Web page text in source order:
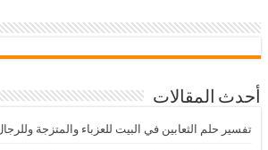
أحدث المقالات
تفسير حلم الثعابين في البيت للعزباء والمتزجة